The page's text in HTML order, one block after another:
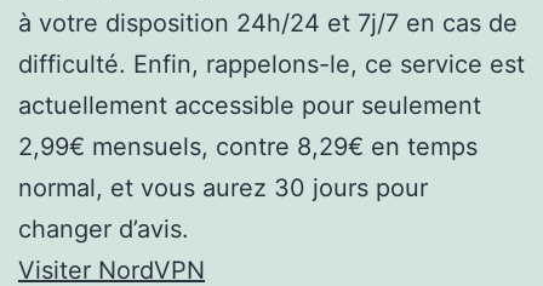
à votre disposition 24h/24 et 7j/7 en cas de
difficulté. Enfin, rappelons-le, ce service est
actuellement accessible pour seulement
2,99€ mensuels, contre 8,29€ en temps
normal, et vous aurez 30 jours pour
changer d’avis.
Visiter NordVPN